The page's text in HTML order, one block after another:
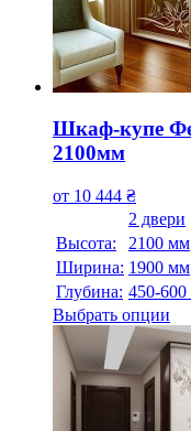
Шкаф-купе
2100мм
от 10 444 ₴
2 двери
Высота:
2100 мм
Ширина: 1900 мм
Глубина: 450-
Выбрать опции